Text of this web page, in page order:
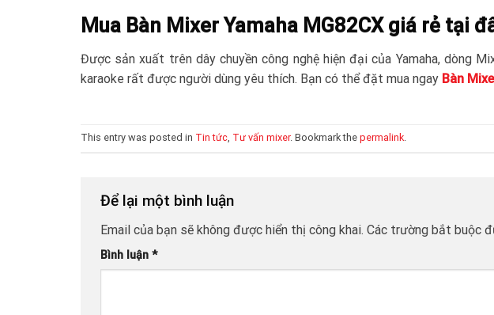
Mua Bàn Mixer Yamaha MG82CX giá rẻ tại
Được sản xuất trên dây chuyền công nghệ hiện đại của Yamaha, dòng
karaoke rất được người dùng yêu thích. Bạn có thể đặt mua ngay Bàn
This entry was posted in Tin tức Tư vấn mixer. Bookmark the permalink
Để lại một bình luận
Email của bạn sẽ không được hiển thị công khai. Các trường bắt buộc
Bình luận *